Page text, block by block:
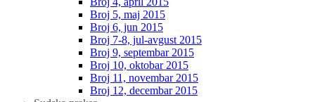
Broj 5, maj 2015
Broj 6, jun 2015
Broj 7-8, jul-avgust 2015
Broj 9, septembar 2015
Broj 10, oktobar 2015
Broj 11, novembar 2015
Broj 12, decembar 2015